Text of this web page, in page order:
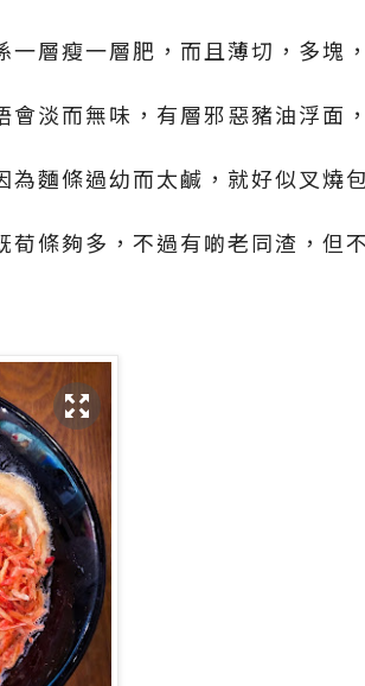
層瘦一層肥，而且薄切，多塊，
淡而無味，有層邪惡豬油浮面，
麵條過幼而太鹹，就好似叉燒
條夠多，不過有啲老同渣，但不